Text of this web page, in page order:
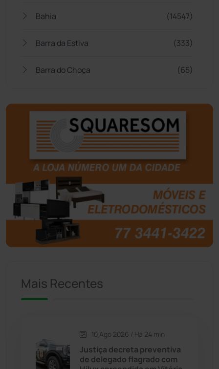
Bahia (14547)
Barra da Estiva (333)
Barra do Choça (65)
Bom Jesus da Lapa (510)
Boquira (152)
Botuporã
Brasil (7681)
Brumado (31967)
Caetanos
Candiba
Cândido Sales (121)
Mais Recentes
10 Ago 2026 / Há 24 min
Justiça decreta preventiva
de delegado flagrado com